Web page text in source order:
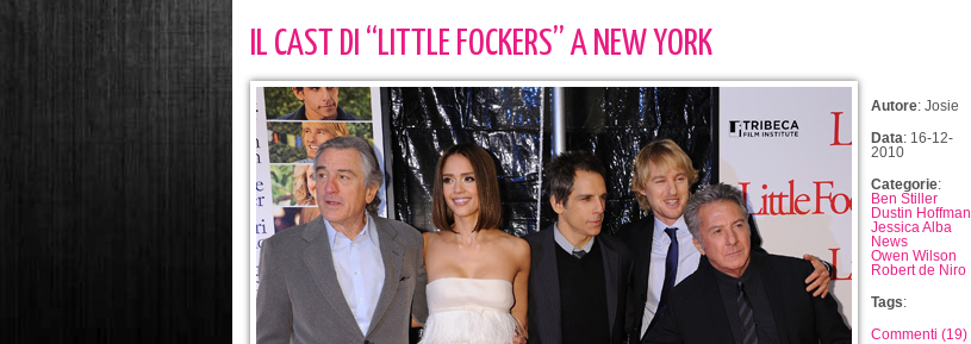
IL CAST DI “LITTLE FOCKERS” A NEW YORK
Autore: Josie
Data: 16-12-
2010
Categorie:
Ben Stiller
Dustin Hoffman
Jessica Alba
News
Owen Wilson
Robert de Niro
Tags:
Commenti (19)